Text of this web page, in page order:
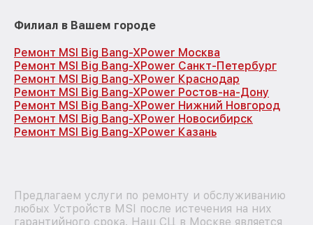
Филиал в Вашем городе
Ремонт MSI Big Bang-XPower Москва
Ремонт MSI Big Bang-XPower Санкт-Петербург
Ремонт MSI Big Bang-XPower Краснодар
Ремонт MSI Big Bang-XPower Ростов-на-Дону
Ремонт MSI Big Bang-XPower Нижний Новгород
Ремонт MSI Big Bang-XPower Новосибирск
Ремонт MSI Big Bang-XPower Казань
Предлагаем услуги по ремонту и обслуживанию
любых Устройств MSI после истечения на них
гарантийного срока. Наш СЦ в Москве является